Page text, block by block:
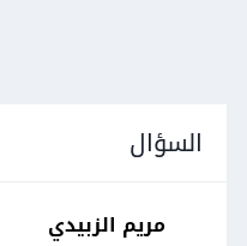
السؤال
مريم الزبيدي